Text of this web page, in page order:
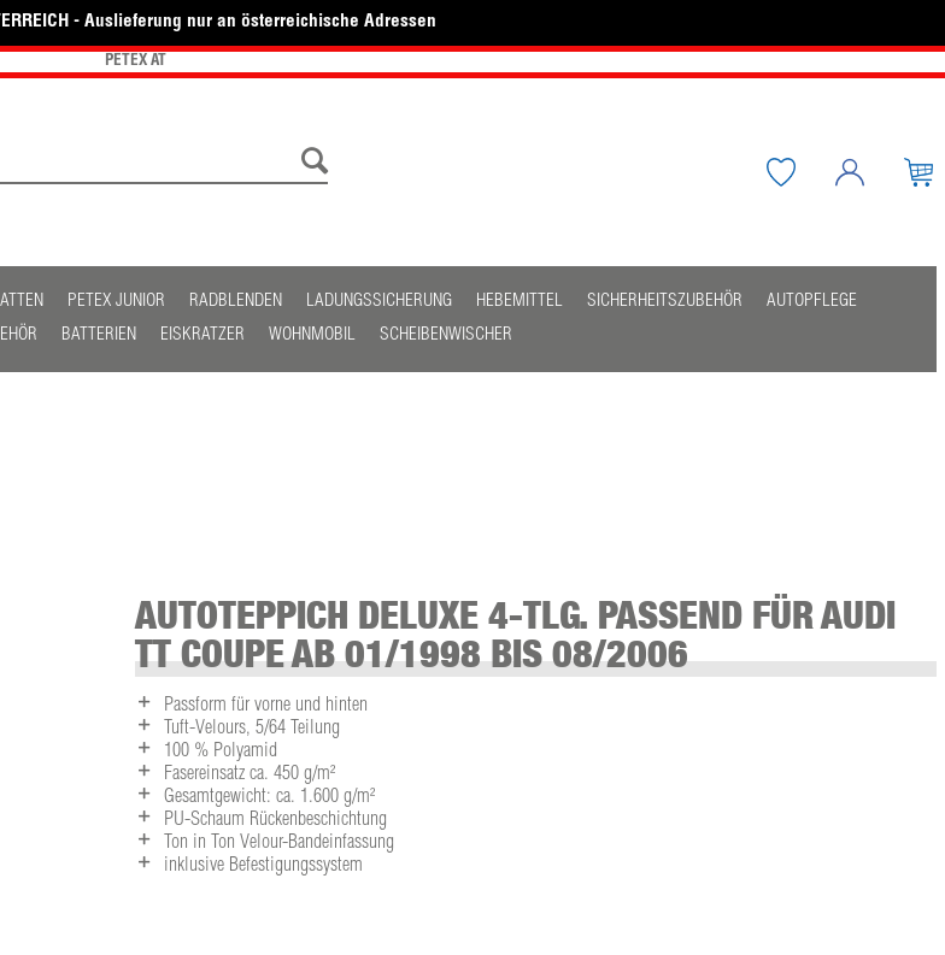
- Auslieferung nur an österreichische Adressen
PETEX AT
PETEX JUNIOR RADBLENDEN LADUNGSSICHERUNG HEBEMITTEL SICHERHEITSZUBEHÖR
AUTOPFLEGE
BATTERIEN EISKRATZER WOHNMOBIL SCHEIBENWISCHER
AUTOTEPPICH DELUXE 4-TLG. PASSEND FÜR AUDI
TT COUPE AB 01/1998 BIS 08/2006
Passform für vorne und hinten
Tuft-Velours, 5/64 Teilung
100 % Polyamid
Fasereinsatz ca. 450 g/m²
Gesamtgewicht: ca. 1.600 g/m²
PU-Schaum Rückenbeschichtung
Ton in Ton Velour-Bandeinfassung
inklusive Befestigungssystem